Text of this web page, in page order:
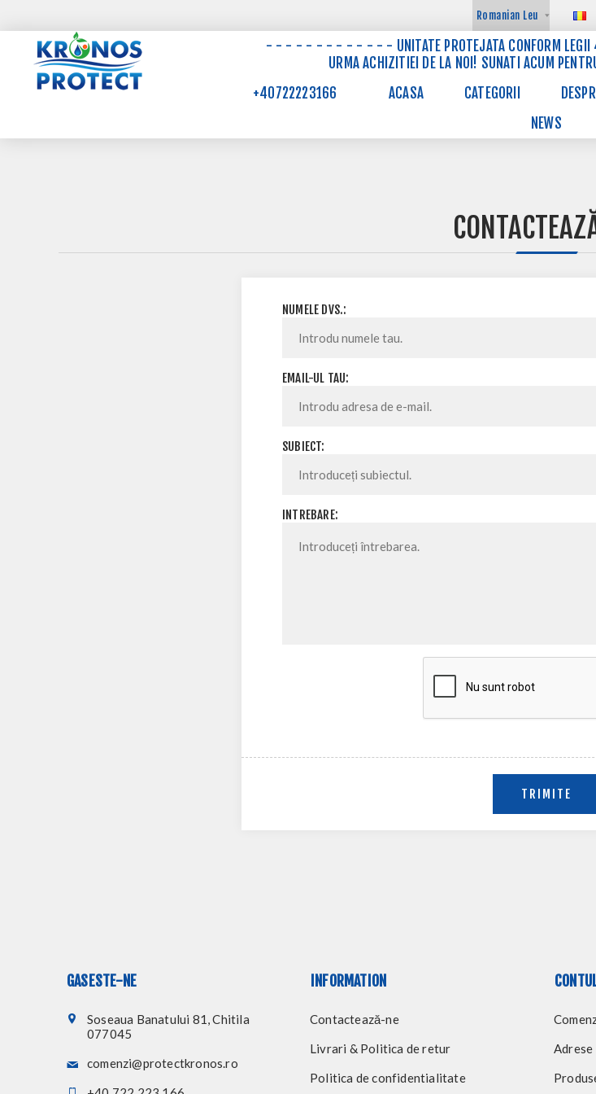
- - - - - - - - - - - - - UNITATE PROTEJATA CONFORM LEGII
URMA ACHIZITIEI DE LA NOI! SUNATI ACUM
+40722223166
ACASA CATEGORII
NEWS
NUMELE DVS.:
EMAIL-UL TAU:
SUBIECT:
INTREBARE:
TRIMITE
GASESTE-NE
Soseaua Banatului 81, Chitila
077045
comenzi@protectkronos.ro
INFORMATION
Contactează-ne
Livrari & Politica de retur
Politica de confidentialitate
Adrese